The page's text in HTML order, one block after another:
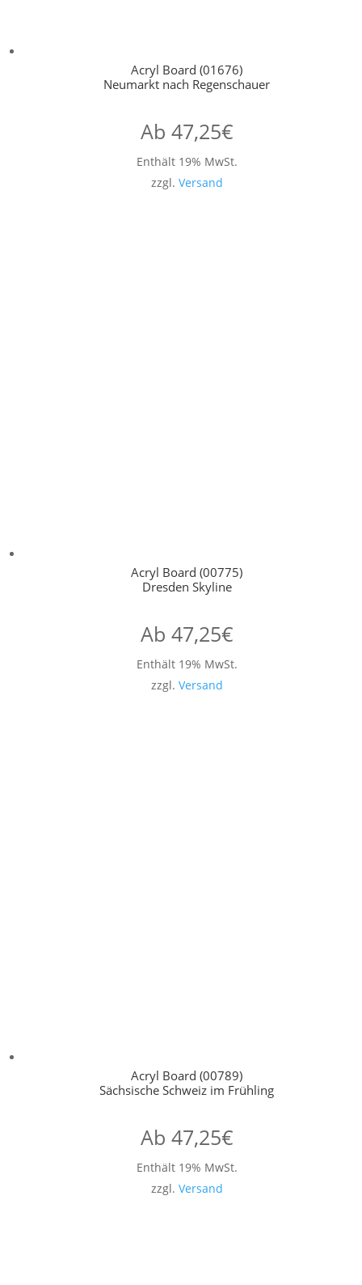
Acryl Board (01676)
Neumarkt nach Regenschauer
Ab 47,25€
Enthält 19% MwSt.
zzgl. Versand
Acryl Board (00775)
Dresden Skyline
Ab 47,25€
Enthält 19% MwSt.
zzgl. Versand
Acryl Board (00789)
Sächsische Schweiz im Frühling
Ab 47,25€
Enthält 19% MwSt.
zzgl. Versand